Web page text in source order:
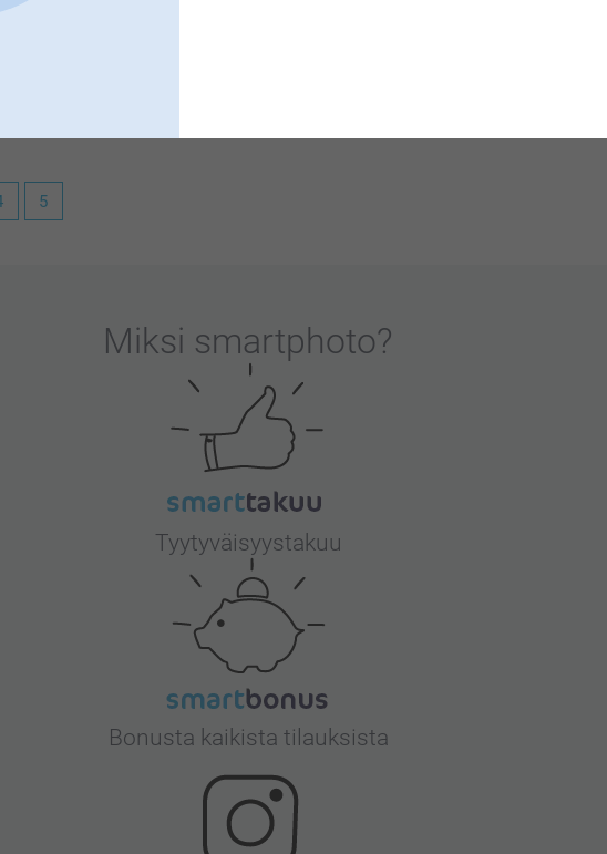
5
Miksi smartphoto?
Tyytyväisyystakuu
Bonusta kaikista tilauksista